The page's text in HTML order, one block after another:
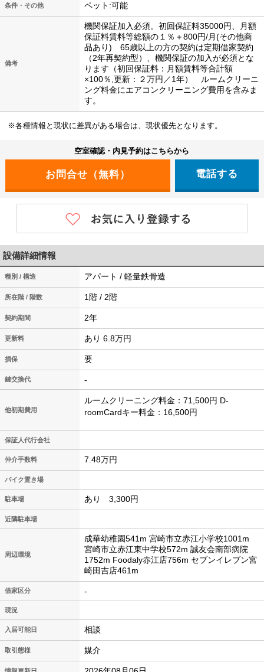
条件・その他 ペット:可能
備考
機関保証加入必須。初回保証料35000円、月額
保証料賃料等総額の１％＋800円/月(その他商
品あり) 65歳以上の方の契約は定期借家契約
（2年再契約型）、機関保証の加入が必須とな
ります（初回保証料：月額賃料等合計額
×100％,更新：２万円／1年） ルームクリーニ
ング料金にエアコンクリーニング費用を含みま
す。
※各種情報と現状に差異がある場合は、現状優先となります。
空室確認・内見予約はこちらから
電話する
設備詳細情報
種別 / 構造 アパート / 軽量鉄骨造
所在階 / 階数 1階 / 2階
契約期間 2年
更新料 あり 6.8万円
損保 要
鍵交換代 -
他初期費用
ルームクリーニング料金：71,500円 D-
roomCardキー料金：16,500円
保証人代行会社
仲介手数料 7.48万円
バイク置き場
駐車場 あり 3,300円
近隣駐車場
周辺環境
成華幼稚園541m 宮崎市立赤江小学校1001m
宮崎市立赤江東中学校572m 誠友会南部病院
1752m Foodaly赤江店756m セブンイレブン宮
崎田吉店461m
借家区分 -
現況
入居可能日 相談
取引態様 媒介